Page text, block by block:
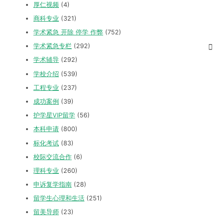
厚仁视频 (4)
商科专业 (321)
学术紧急 开除 停学 作弊 (752)
学术紧急专栏 (292)
学术辅导 (292)
学校介绍 (539)
工程专业 (237)
成功案例 (39)
护学星VIP留学 (56)
本科申请 (800)
标化考试 (83)
校际交流合作 (6)
理科专业 (260)
申诉复学指南 (28)
留学生心理和生活 (251)
留美导师 (23)